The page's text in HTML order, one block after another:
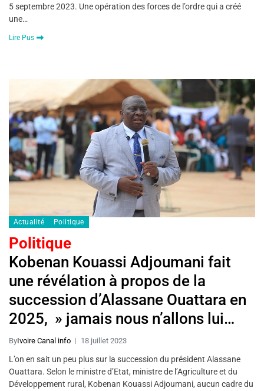
5 septembre 2023. Une opération des forces de l’ordre qui a créé
une…
Lire Pus
Actualité Politique
Politique
Kobenan Kouassi Adjoumani fait
une révélation à propos de la
succession d’Alassane Ouattara en
2025, » jamais nous n’allons lui
demander de nous abandonner »
ByIvoire Canal info 18 juillet 2023
L’on en sait un peu plus sur la succession du président Alassane
Ouattara. Selon le ministre d’Etat, ministre de l’Agriculture et du
Développement rural, Kobenan Kouassi Adjoumani, aucun cadre du